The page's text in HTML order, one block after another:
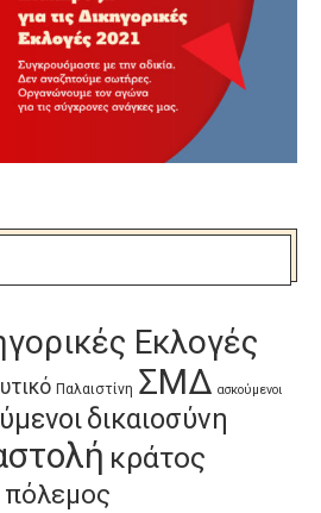
Εκλογές
Παλαιστίνη ΣΜΔ ασκούμενοι
δικαιοσύνη
κράτος
πόλεμος